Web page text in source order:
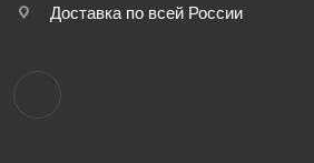
Доставка по всей России